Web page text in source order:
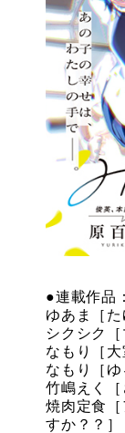
●連載作品：
ゆあま［た
シクシク［
なもり［大
なもり［ゆ
竹嶋えく［
焼肉定食
すか？？］